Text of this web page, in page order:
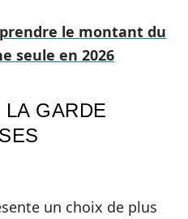
le montant du
seule en 2026
GARDE
un choix de plus